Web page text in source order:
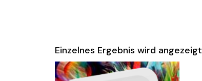
Einzelnes Ergebnis wird angezeigt